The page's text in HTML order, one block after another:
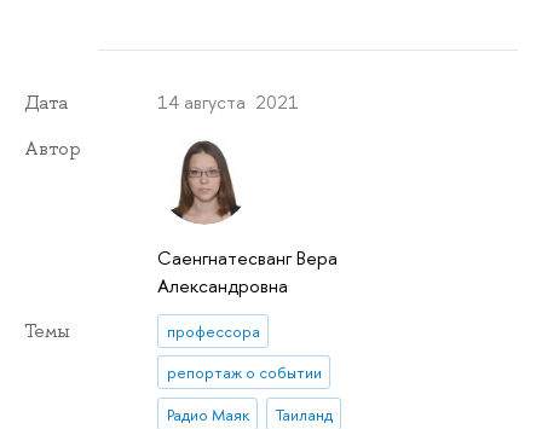
Дата 14 августа 2021
Автор
Саенгнатесванг Вера
Александровна
Темы
профессора
репортаж о событии
Радио Маяк
Таиланд